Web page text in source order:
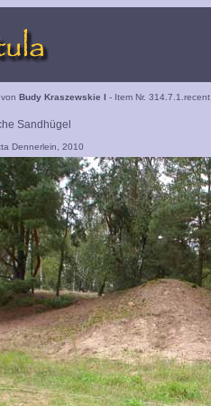
Budy Kraszewskie I - Item Nr. 314.7.1.recent
Sandhügel
Dennerlein, 2010